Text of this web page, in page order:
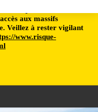
aux massifs
Veillez à rester vigilant
www.risque-